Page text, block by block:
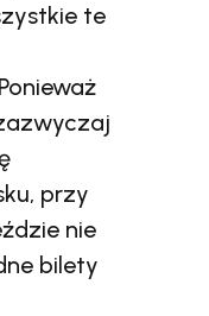
te
przy
nie
bilety